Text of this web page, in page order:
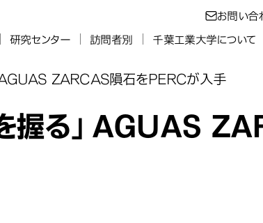
お問い合
研究センター 訪問者別 千葉工業大学について
ZARCAS隕石をPERCが入手
握る」AGUAS